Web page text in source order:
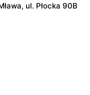
ul. Płocka 90B